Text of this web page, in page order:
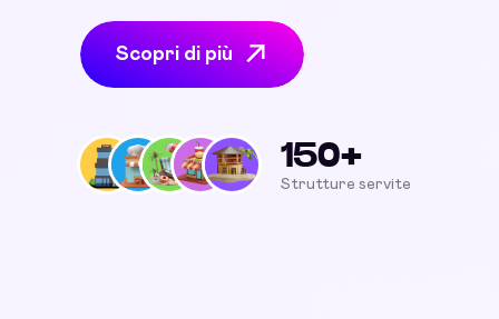
Scopri di più
150+
Strutture servite